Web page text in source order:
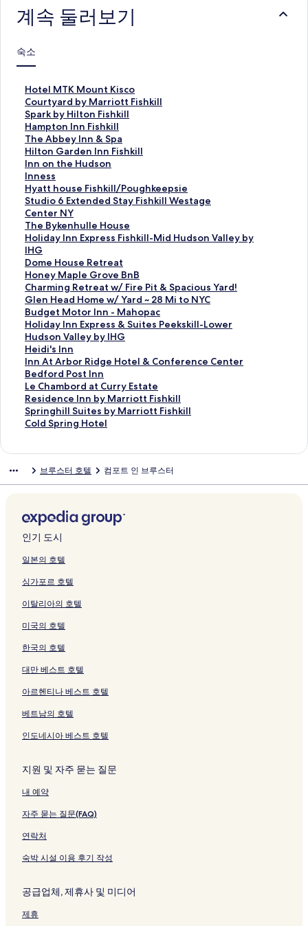
계속 둘러보기
숙소
Hotel MTK Mount Kisco
H
o
t
e
l
M
T
K
M
o
u
n
t
K
i
s
c
o
페
이
지
를
여
는
링
크
Courtyard by Marriott Fishkill
C
o
u
r
t
y
a
r
d
b
y
M
a
r
r
i
o
t
t
F
i
s
h
k
i
l
l
를
여
크
Spark by Hilton Fishkill
S
p
a
r
k
b
y
H
i
l
t
o
n
F
i
s
h
k
i
l
l
페
이
지
를
여
Hampton Inn Fishkill
H
a
m
p
t
o
n
I
n
n
F
i
s
h
k
i
l
l
페
이
지
를
여
는
링
The Abbey Inn & Spa
T
h
e
A
b
b
e
y
I
n
n
&
S
p
a
페
이
지
를
여
는
링
크
Hilton Garden Inn Fishkill
H
i
l
t
o
n
G
a
r
d
e
n
I
n
n
F
i
s
h
k
i
l
l
를
여
크
Inn on the Hudson
I
n
n
o
n
t
h
e
H
u
d
s
o
n
페
이
지
를
여
는
링
크
Inness
I
n
n
e
s
s
페
이
지
를
여
는
링
크
Hyatt house Fishkill/Poughkeepsie
H
y
a
t
t
h
o
u
s
e
F
i
s
h
k
i
l
l
/
P
k
p
s
i
e
이
를
여
는
링
Studio 6 Extended Stay Fishkill Westage
Center NY
S
t
u
d
i
o
6
E
x
t
e
n
d
e
d
S
t
a
y
k
l
W
e
s
a
e
C
e
n
e
Y
페
이
를
는
크
The Bykenhulle House
T
h
e
B
y
k
e
n
h
u
l
l
e
H
o
u
s
지
를
링
크
Holiday Inn Express Fishkill-Mid Hudson Valley by
IHG
H
o
l
i
d
a
y
I
n
n
E
x
p
r
e
s
h
l
l
-
M
d
u
d
s
o
V
l
e
y
b
I
G
이
지
를
여
크
Dome House Retreat
D
o
m
e
H
o
u
s
e
R
e
t
r
e
이
지
는
링
크
Honey Maple Grove BnB
H
o
n
e
y
M
a
p
l
e
G
r
o
B
지
를
여
는
크
Charming Retreat w/ Fire Pit & Spacious Yard!
C
h
a
r
m
i
n
g
R
e
t
r
/
r
e
P
i
&
p
a
c
i
u
Y
r
d
!
이
를
는
링
크
Glen Head Home w/ Yard ~ 28 Mi to NYC
G
l
e
n
H
e
a
d
H
o
m
a
~
2
8
M
t
N
Y
C
페
지
여
링
크
Budget Motor Inn - Mahopac
B
u
d
g
e
t
M
o
t
o
-
h
o
p
a
페
지
를
여
는
크
Holiday Inn Express & Suites Peekskill-Lower
Hudson Valley by IHG
H
o
l
i
d
a
y
I
n
r
s
&
S
u
t
s
P
e
e
s
i
l
-
L
w
r
u
d
s
o
a
l
Heidi's Inn
H
e
i
d
i
'
s
페
이
여
는
링
크
Inn At Arbor Ridge Hotel & Conference Center
I
n
n
A
t
A
R
g
e
H
o
e
&
C
o
n
e
e
c
e
C
n
e
페
이
지
를
링
Bedford Post Inn
B
e
d
f
o
s
n
n
페
이
를
는
링
크
Le Chambord at Curry Estate
L
e
C
h
r
t
C
u
r
y
s
t
a
t
페
지
여
는
링
Residence Inn by Marriott Fishkill
R
e
s
c
n
n
b
y
a
r
i
o
t
F
s
k
i
l
페
지
여
는
링
크
Springhill Suites by Marriott Fishkill
S
p
h
l
S
u
i
e
b
y
M
a
r
o
t
F
i
h
i
l
페
이
지
는
크
Cold Spring Hotel
C
p
n
g
H
o
e
페
이
지
를
는
크
브루스터 호텔 컴포트 인 브루스터
인기 도시
일본의 호텔
싱가포르 호텔
이탈리아의 호텔
미국의 호텔
한국의 호텔
대만 베스트 호텔
아르헨티나 베스트 호텔
베트남의 호텔
인도네시아 베스트 호텔
지원 및 자주 묻는 질문
내 예약
자주 묻는 질문(FAQ)
연락처
숙박 시설 이용 후기 작성
공급업체, 제휴사 및 미디어
제휴